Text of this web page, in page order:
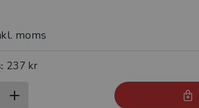
moms
237 kr